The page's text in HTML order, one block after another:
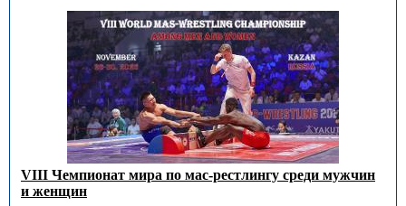
VIII Чемпионат мира по мас-рестлингу среди мужчин
и женщин